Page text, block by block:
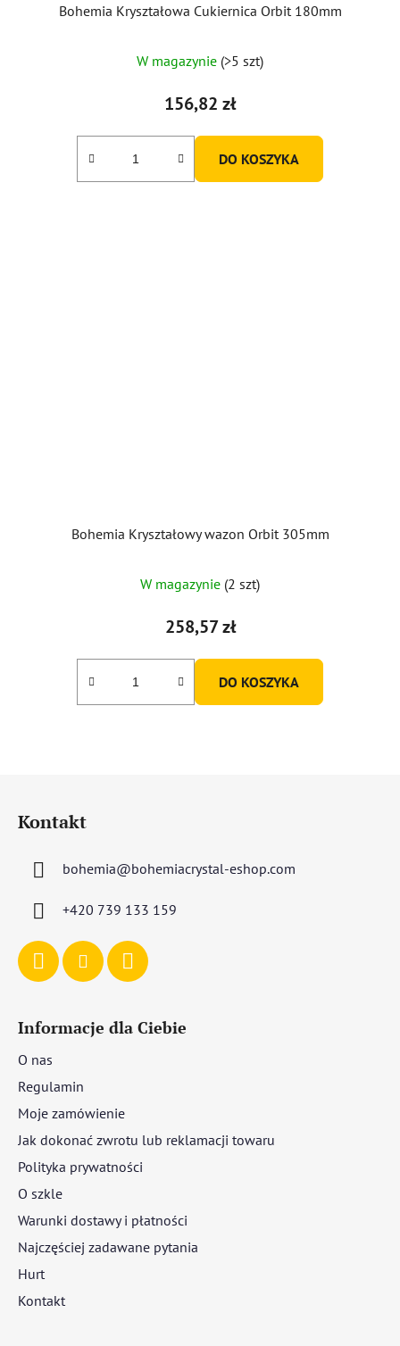
Bohemia Kryształowa Cukiernica Orbit 180mm
W magazynie (>5 szt)
156,82 zł
DO KOSZYKA
Bohemia Kryształowy wazon Orbit 305mm
W magazynie (2 szt)
258,57 zł
DO KOSZYKA
Kontakt
bohemia@bohemiacrystal-eshop.com
+420 739 133 159
Informacje dla Ciebie
O nas
Regulamin
Moje zamówienie
Jak dokonać zwrotu lub reklamacji towaru
Polityka prywatności
O szkle
Warunki dostawy i płatności
Najczęściej zadawane pytania
Hurt
Kontakt